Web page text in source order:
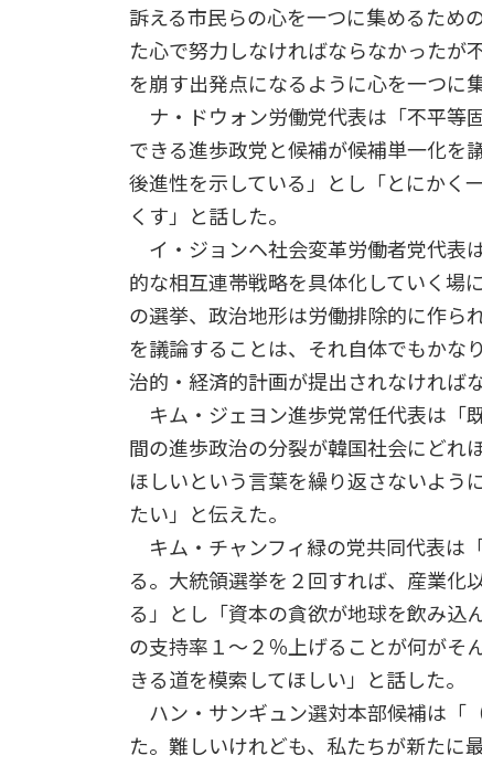
訴える市民らの心を一つに集めるため
た心で努力しなければならなかったが
を崩す出発点になるように心を一つに
ナ・ドウォン労働党代表は「不平等
できる進歩政党と候補が候補単一化を
後進性を示している」とし「とにかく
くす」と話した。
イ・ジョンヘ社会変革労働者党代表
的な相互連帯戦略を具体化していく場
の選挙、政治地形は労働排除的に作ら
を議論することは、それ自体でもかな
治的・経済的計画が提出されなければ
キム・ジェヨン進歩党常任代表は「
間の進歩政治の分裂が韓国社会にどれ
ほしいという言葉を繰り返さないよう
たい」と伝えた。
キム・チャンフィ緑の党共同代表は
る。大統領選挙を２回すれば、産業化
る」とし「資本の貪欲が地球を飲み込
の支持率１～２％上げることが何がそ
きる道を模索してほしい」と話した。
ハン・サンギュン選対本部候補は「
た。難しいけれども、私たちが新たに